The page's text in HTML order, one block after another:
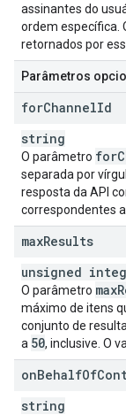
assinantes do
ordem específica.
retornados por
Parâmetros
forChannelId
string
O parâmetro for
separada por
resposta da API
correspondentes a
maxResults
unsigned
O parâmetro max
máximo de itens
conjunto de
a 50, inclusive. O
onBehalfOf
string